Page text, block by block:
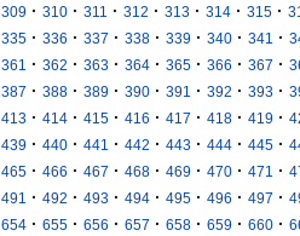
309 · 310 · 311 · 312 · 313 · 314 · 315 ·
335 · 336 · 337 · 338 · 339 · 340 · 341 ·
361
· 362 · 363 · 364 · 365 · 366 · 367 ·
387 · 388 · 389 · 390 · 391 · 392 · 393 ·
413 · 414 · 415 · 416 · 417 · 418 · 419 ·
439 · 440 · 441 · 442 · 443 · 444 · 445 ·
465 · 466 · 467 · 468 · 469 · 470 · 471 ·
491
· 492 · 493 · 494 · 495 · 496 · 497 ·
654 · 655 · 656 · 657 · 658 · 659 · 660 ·